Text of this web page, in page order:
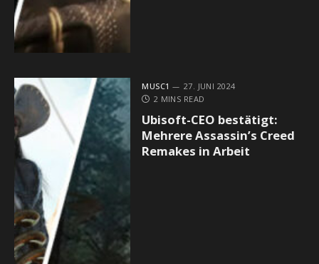
MUSC1
27. JUNI 2024
2 MINS READ
Ubisoft-CEO bestätigt:
Mehrere Assassin’s Creed
Remakes in Arbeit